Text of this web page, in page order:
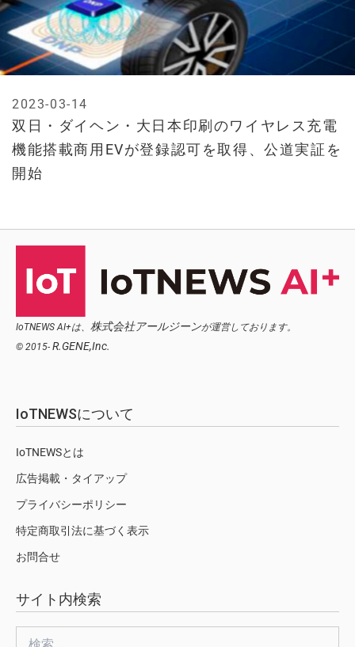
双日・ダイヘン・大日本印刷のワイヤレス充電
機能搭載商用EVが登録認可を取得、公道実証を
開始
2023-03-14
IoTNEWS AI+は、 株式会社アールジーンが運営しております。
© 2015- R.GENE,Inc.
IoTNEWSについて
IoTNEWSとは
広告掲載・タイアップ
プライバシーポリシー
特定商取引法に基づく表示
お問合せ
サイト内検索